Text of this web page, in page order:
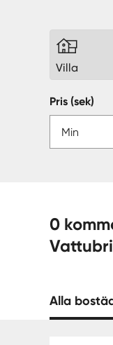
Villa
Pris (sek)
0
Alla